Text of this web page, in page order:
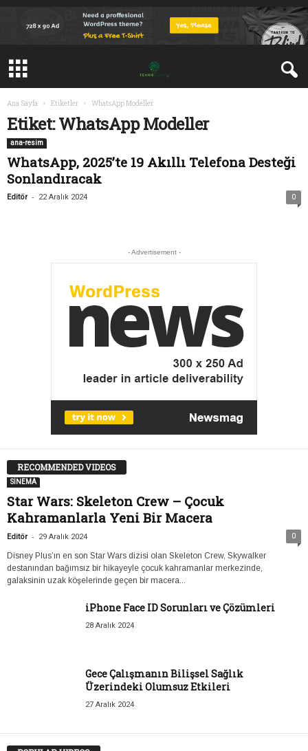
Ana Sayfa Etiketler WhatsApp Modeller
Etiket: WhatsApp Modeller
ana-resim
WhatsApp, 2025’te 19 Akıllı Telefona Desteği
Sonlandıracak
Editör - 22 Aralık 2024 0
- Advertisement -
RECOMMENDED VIDEOS
SİNEMA
Star Wars: Skeleton Crew – Çocuk
Kahramanlarla Yeni Bir Macera
Editör - 29 Aralık 2024 0
Disney Plus’ın en son Star Wars dizisi olan Skeleton Crew, Skywalker
destanından bağımsız bir hikayeyle çocuk kahramanlar merkezinde,
galaksinin uzak köşelerinde geçen bir macera...
iPhone Face ID Sorunları ve Çözümleri
28 Aralık 2024
Gece Çalışmanın Bilişsel Sağlık
Üzerindeki Olumsuz Etkileri
27 Aralık 2024